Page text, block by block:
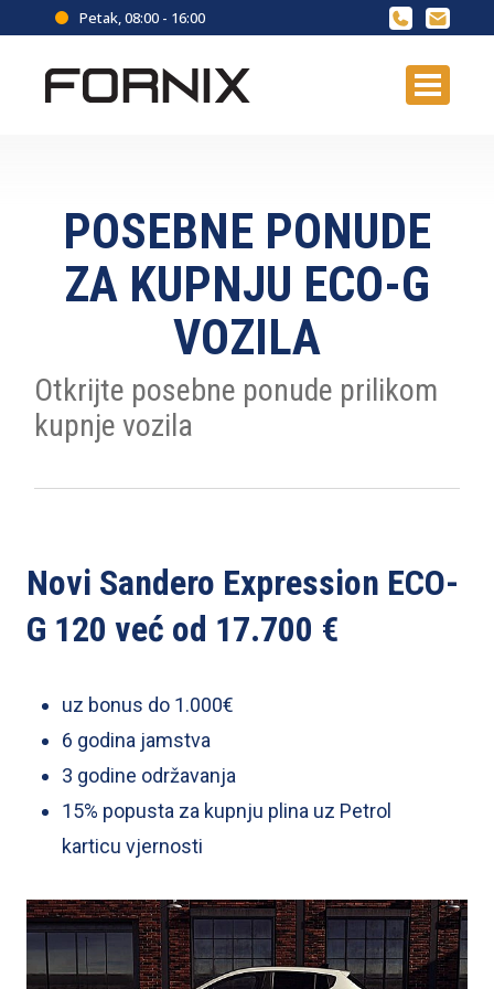
Petak, 08:00 - 16:00
POSEBNE PONUDE
ZA KUPNJU ECO-G
VOZILA
Otkrijte posebne ponude prilikom
kupnje vozila
Novi Sandero Expression ECO-
G 120 već od 17.700 €
uz bonus do 1.000€
6 godina jamstva
3 godine održavanja
15% popusta za kupnju plina uz Petrol
karticu vjernosti